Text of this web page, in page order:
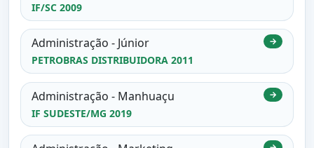
IF/SC 2009
Administração - Júnior
PETROBRAS DISTRIBUIDORA 2011
→
Administração - Manhuaçu
IF SUDESTE/MG 2019
→